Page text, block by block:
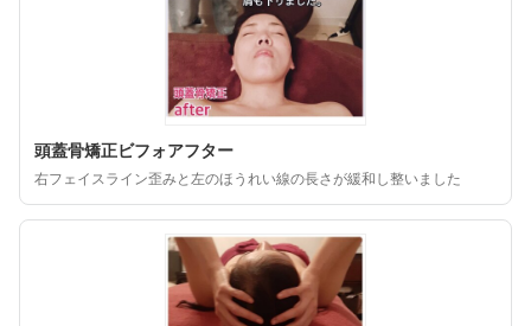
頭蓋骨矯正ビフォアフター
右フェイスライン歪みと左のほうれい線の長さが緩和し整いました